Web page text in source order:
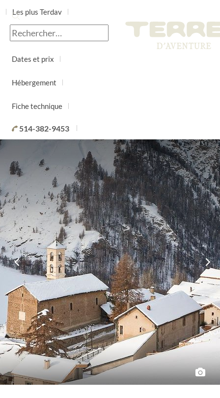
Les plus Terdav
Jour par jour
Dates et prix
Hébergement
Fiche technique
514-382-9453